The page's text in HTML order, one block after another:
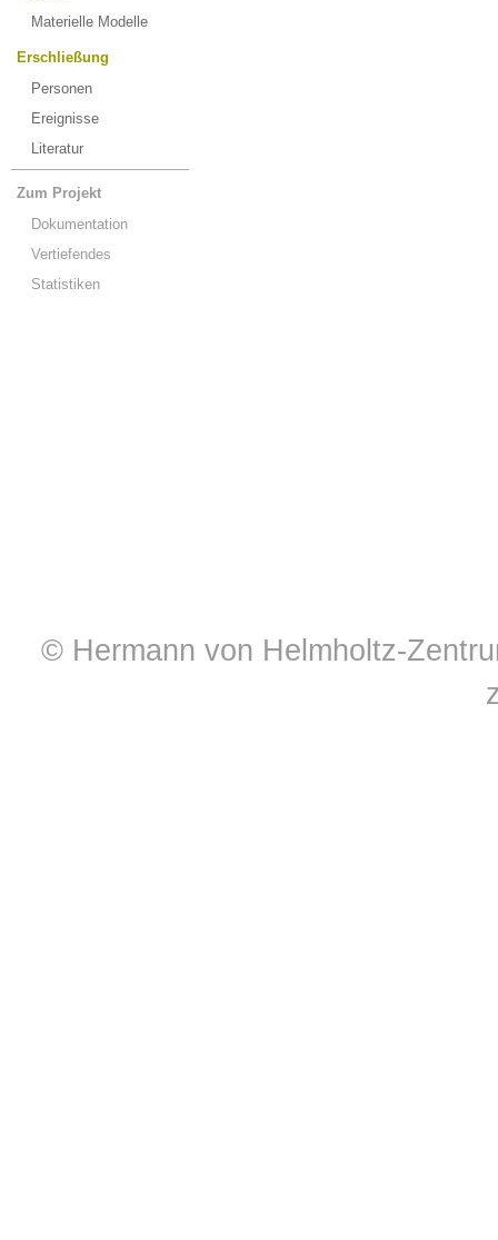
Materielle Modelle
Erschließung
Personen
Ereignisse
Literatur
Zum Projekt
Dokumentation
Vertiefendes
Statistiken
© Hermann von Helmholtz-